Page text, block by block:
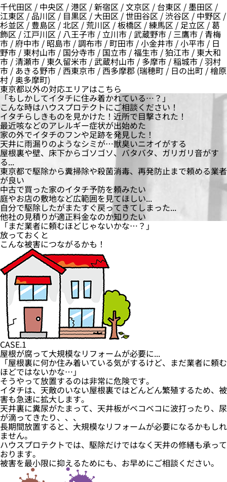
千代田区 / 中央区 / 港区 / 新宿区 / 文京区 / 台東区 / 墨田区 /
江東区 / 品川区 / 目黒区 / 大田区 / 世田谷区 / 渋谷区 / 中野区 /
杉並区 / 豊島区 / 北区 / 荒川区 / 板橋区 / 練馬区 / 足立区 / 葛
飾区 / 江戸川区 / 八王子市 / 立川市 / 武蔵野市 / 三鷹市 / 青梅
市 / 府中市 / 昭島市 / 調布市 / 町田市 / 小金井市 / 小平市 / 日
野市 / 東村山市 / 国分寺市 / 国立市 / 福生市 / 狛江市 / 東大和
市 / 清瀬市 / 東久留米市 / 武蔵村山市 / 多摩市 / 稲城市 / 羽村
市 / あきる野市 / 西東京市 / 西多摩郡 (瑞穂町 / 日の出町 / 檜原
村 / 奥多摩町)
東京都以外の対応エリアはこちら
「もしかしてイタチに住み着かれている…？」
こんな時はハウスプロテクトにご相談ください！
イタチらしきものを見かけた！近所で目撃された！
最近咳などのアレルギー症状が出始めた
家の外でイタチのフンや足跡を発見した！
天井に雨漏りのようなシミが…獣臭いニオイがする
屋根裏や壁、床下からゴソゴソ、バタバタ、ガリガリ音がす
る...
東京都で駆除から糞掃除や殺菌消毒、再発防止まで頼める業者
が良い
中古で買った家のイタチ予防を頼みたい
庭やお店の敷地など広範囲を見てほしい...
自分で駆除したがまたすぐ戻ってきてしまった...
他社の見積りが適正料金なのか知りたい
「まだ業者に頼むほどじゃないかな…？」
放っておくと
こんな被害につながるかも！
CASE.1
屋根が腐って大規模なリフォームが必要に...
「屋根裏に何か住み着いている気がするけど、まだ業者に頼む
ほどではないかな…」
そうやって放置するのは非常に危険です。
イタチは、天敵のいない屋根裏ではどんどん繁殖するため、被
害も急速に拡大します。
天井裏に糞尿がたまって、天井板がベコベコに波打ったり、尿
が滴ってきたり、、、
長期間放置すると、大規模なリフォームが必要になるかもしれ
ません。
ハウスプロテクトでは、駆除だけではなく天井の修繕も承って
おります。
被害を最小限に抑えるためにも、お早めにご相談ください。